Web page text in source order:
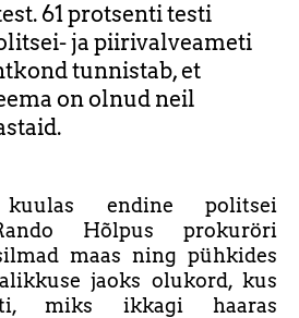
61 protsenti testi
ja piirivalveameti
tunnistab, et
on olnud neil
endine politsei
Hõlpus prokuröri
maas ning pühkides
jaoks olukord, kus
miks ikkagi haaras